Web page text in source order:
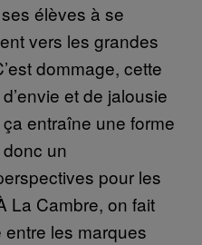
élèves à se
vers les grandes
dommage, cette
et de jalousie
entraîne une forme
un
pour les
La Cambre, on fait
les marques